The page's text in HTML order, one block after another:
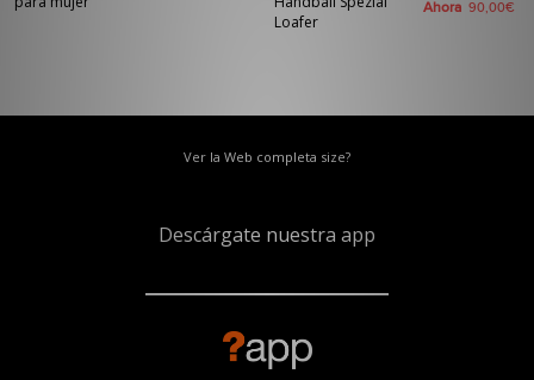
Loafer
Ahora 90,00€
Ver la Web completa size?
Descárgate nuestra app